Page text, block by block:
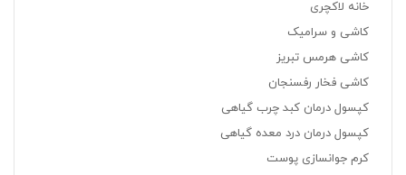
خانه لاکچری
کاشی و سرامیک
کاشی هرمس تبریز
کاشی فخار رفسنجان
کپسول درمان کبد چرب گیاهی
کپسول درمان درد معده گیاهی
کرم جوانسازی پوست